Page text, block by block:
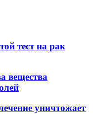
тест на рак
вещества
уничтожает